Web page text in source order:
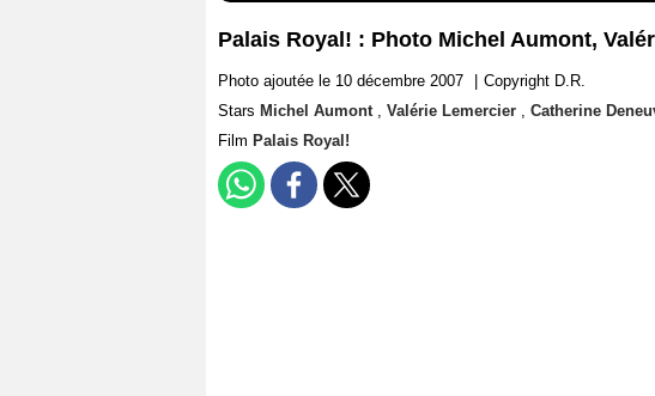
Palais Royal! : Photo Michel Aumont,
Photo ajoutée le 10 décembre 2007
Copyright D.R.
Stars Michel Aumont , Valérie Lemercier , Catherine
Film Palais Royal!